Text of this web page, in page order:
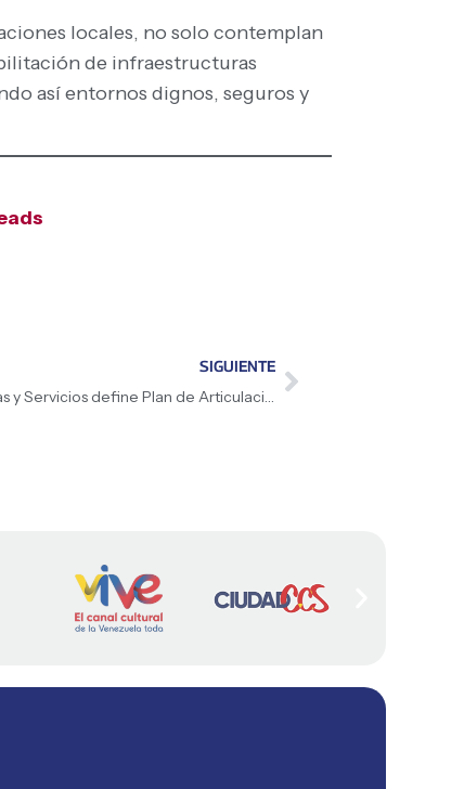
locales, no solo contemplan
de infraestructuras
así entornos dignos, seguros y
SIGUIENTE
Vicepresidencia Sectorial de Obras Públicas y Servicios define Plan de Articulación Social con las Comunas